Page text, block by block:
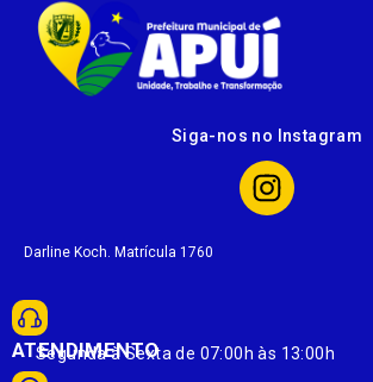
Siga-nos no Instagram
Darline Koch. Matrícula 1760
ATENDIMENTO
Segunda à Sexta de 07:00h às 13:00h